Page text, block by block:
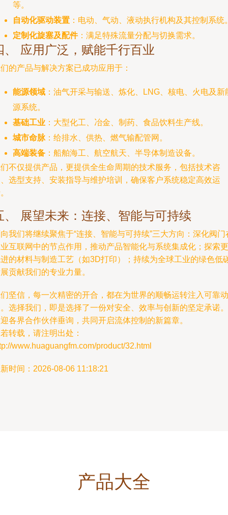
等。
自动化驱动装置 ：电动、气动、液动执行机构及其控制系统
定制化旋塞及配件：满足特殊流量分配与切换需求。
、 应用广泛，赋能千行百业
的产品与解决方案已成功应用于：
能源领域 ：油气开采与输送、炼化、LNG、核电、火电及新
源系统。
基础工业 ：大型化工、冶金、制药、食品饮料生产线。
城市命脉 ：给排水、供热、燃气输配管网。
高端装备 ：船舶海工、航空航天、半导体制造设备。
不仅提供产品，更提供全生命周期的技术服务，包括技术咨
选型支持、安装指导与维护培训，确保客户系统稳定高效运
、 展望未来：连接、智能与可持续
我们将继续聚焦于“连接、智能与可持续”三大方向：深化阀门
互联网中的节点作用，推动产品智能化与系统集成化；探索更
的材料与制造工艺（如3D打印）；持续为全球工业的绿色低
贡献我们的专业力量。
坚信，每一次精密的开合，都在为世界的顺畅运转注入可靠动
选择我们，即是选择了一份对安全、效率与创新的坚定承诺。
各界合作伙伴垂询，共同开启流体控制的新篇章。
转载，请注明出处：
www.huaguangfm.com/product/32.html
时间：2026-08-06 11:18:21
产品大全